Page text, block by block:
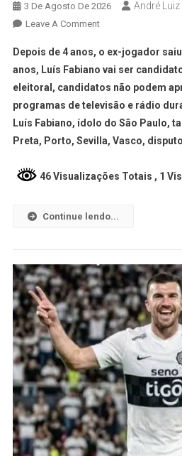
3 De Agosto De 2026 André
Leave A Comment
Depois de 4 anos, o ex-jogador
anos, Luís Fabiano vai ser
eleitoral, candidatos não podem
programas de televisão e rádio
Luís Fabiano, ídolo do São Paulo,
Preta, Porto, Sevilla, Vasco,
46 Visualizações Totais , 1
Continue lendo...